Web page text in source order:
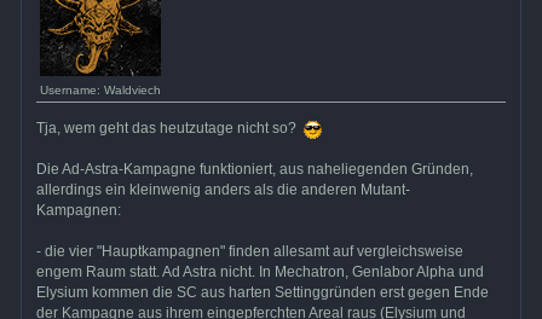
Username: Waldviech
Tja, wem geht das heutzutage nicht so?
Die Ad-Astra-Kampagne funktioniert, aus naheliegenden Gründen,
allerdings ein kleinwenig anders als die anderen Mutant-
Kampagnen:
- die vier "Hauptkampagnen" finden allesamt auf vergleichsweise
engem Raum statt. Ad Astra nicht. In Mechatron, Genlabor Alpha und
Elysium kommen die SC aus harten Settinggründen erst gegen Ende
der Kampagne aus ihrem eingepferchten Areal raus (Elysium und